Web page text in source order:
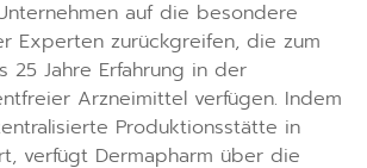
auf die besondere
Experten zurückgreifen, die zum
25 Jahre Erfahrung in der
Arzneimittel verfügen. Indem
Produktionsstätte in
verfügt Dermapharm über die